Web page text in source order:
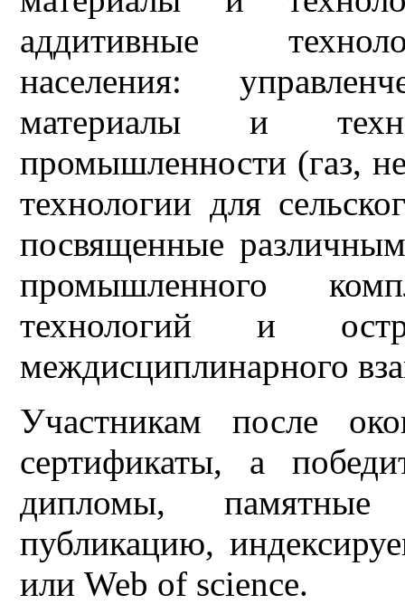
аддитивные
населения:
материалы и
промышленности (газ,
технологии для
посвященные
промышленного
технологий и
междисциплинарного
Участникам после
сертификаты, а
дипломы,
публикацию,
или Web of science.